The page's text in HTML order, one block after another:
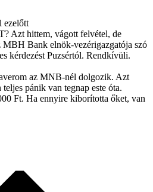
ezelőtt
Azt hittem, vágott felvétel, de
MBH Bank elnök-vezérigazgatója szó
kérdezést Puzsértól. Rendkívüli.
az MNB-nél dolgozik. Azt
pánik van tegnap este óta.
Ft. Ha ennyire kiborította őket, van